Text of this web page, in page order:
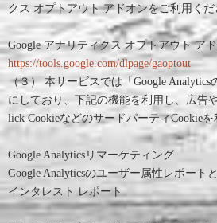
クス オプトアウト アドオンをご利用くだ
Google アナリティクス オプトアウト ア
https://tools.google.com/dlpage/gaoptout
（３） 本サービスでは「Google
にしており、下記の機能を利用し、広告
lick CookieなどのサードパーティCookieを
Google Analyticsリマーケティング
Google Analyticsのユーザー属性レポート
インタレスト レポート